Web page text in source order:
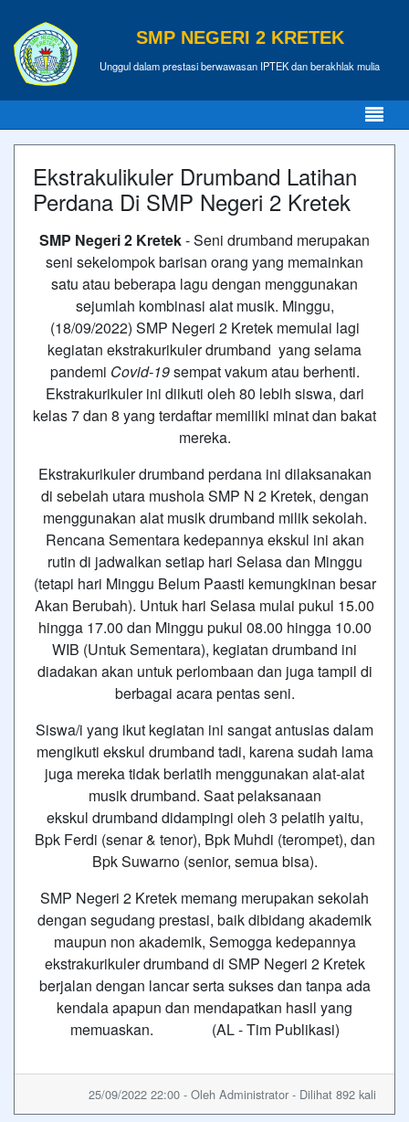
SMP NEGERI 2 KRETEK
Unggul dalam prestasi berwawasan IPTEK dan berakhlak mulia
Ekstrakulikuler Drumband Latihan
Perdana Di SMP Negeri 2 Kretek
SMP Negeri 2 Kretek- Seni drumband merupakan
seni sekelompok barisan orang yang memainkan
satu atau beberapa lagu dengan menggunakan
sejumlah kombinasi alat musik. Minggu,
(18/09/2022) SMP Negeri 2 Kretek memulai lagi
kegiatan ekstrakurikuler drumband yang selama
pandemi Covid-19sempat vakum atau berhenti.
Ekstrakurikuler ini diikuti oleh 80 lebih siswa, dari
kelas 7 dan 8 yang terdaftar memiliki minat dan bakat
mereka.
Ekstrakurikuler drumband perdana ini dilaksanakan
di sebelah utara mushola SMP N 2 Kretek, dengan
menggunakan alat musik drumband milik sekolah.
Rencana Sementara kedepannya ekskul ini akan
rutin di jadwalkan setiap hari Selasa dan Minggu
(tetapi hari Minggu Belum Paasti kemungkinan besar
Akan Berubah). Untuk hari Selasa mulai pukul 15.00
hingga 17.00 dan Minggu pukul 08.00 hingga 10.00
WIB (Untuk Sementara), kegiatan drumband ini
diadakan akan untuk perlombaan dan juga tampil di
berbagai acara pentas seni.
Siswa/i yang ikut kegiatan ini sangat antusias dalam
mengikuti ekskul drumband tadi, karena sudah lama
juga mereka tidak berlatih menggunakan alat-alat
musik drumband. Saat pelaksanaan
ekskul drumband didampingi oleh 3 pelatih yaitu,
Bpk Ferdi (senar & tenor), Bpk Muhdi (terompet), dan
Bpk Suwarno (senior, semua bisa).
SMP Negeri 2 Kretek memang merupakan sekolah
dengan segudang prestasi, baik dibidang akademik
maupun non akademik, Semogga kedepannya
ekstrakurikuler drumband di SMP Negeri 2 Kretek
berjalan dengan lancar serta sukses dan tanpa ada
kendala apapun dan mendapatkan hasil yang
memuaskan. (AL - Tim Publikasi)
25/09/2022 22:00 - Oleh Administrator - Dilihat 892 kali